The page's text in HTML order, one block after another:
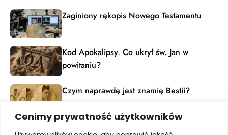
Cenimy prywatność użytkowników
Zaginiony rękopis Nowego Testamentu
Kod Apokalipsy. Co ukrył św. Jan w
powitaniu?
Czym naprawdę jest znamię Bestii?
Materiały edukacyjne